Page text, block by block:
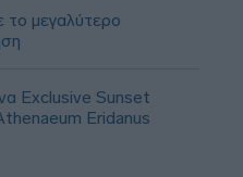
το μεγαλύτερο
Exclusive Sunset
Eridanus